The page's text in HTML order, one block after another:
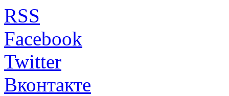
RSS
Facebook
Twitter
Вконтакте